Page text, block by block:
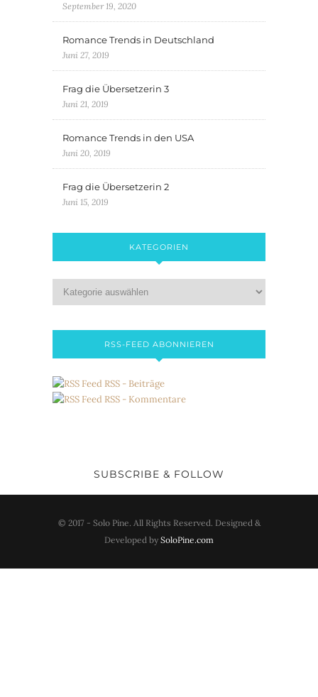
September 19, 2020
Romance Trends in Deutschland
Juni 27, 2019
Frag die Übersetzerin 3
Juni 21, 2019
Romance Trends in den USA
Juni 20, 2019
Frag die Übersetzerin 2
Juni 15, 2019
KATEGORIEN
RSS-FEED ABONNIEREN
RSS - Beiträge
RSS - Kommentare
SUBSCRIBE & FOLLOW
© 2017 - Solo Pine. All Rights Reserved. Designed &
Developed by SoloPine.com